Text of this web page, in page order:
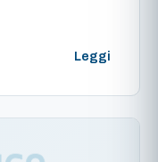
Leggi